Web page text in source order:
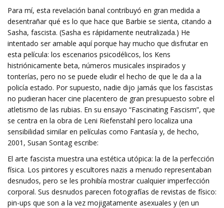
Para mí, esta revelación banal contribuyó en gran medida a
desentrañar qué es lo que hace que Barbie se sienta, citando a
Sasha, fascista. (Sasha es rápidamente neutralizada.) He
intentado ser amable aquí porque hay mucho que disfrutar en
esta película: los escenarios psicodélicos, los Kens
histriónicamente beta, números musicales inspirados y
tonterías, pero no se puede eludir el hecho de que le da a la
policía estado. Por supuesto, nadie dijo jamás que los fascistas
no pudieran hacer cine placentero de gran presupuesto sobre el
atletismo de las rubias. En su ensayo “Fascinating Fascism”, que
se centra en la obra de Leni Riefenstahl pero localiza una
sensibilidad similar en películas como Fantasía y, de hecho,
2001, Susan Sontag escribe:
El arte fascista muestra una estética utópica: la de la perfección
física. Los pintores y escultores nazis a menudo representaban
desnudos, pero se les prohibía mostrar cualquier imperfección
corporal. Sus desnudos parecen fotografías de revistas de físico:
pin-ups que son a la vez mojigatamente asexuales y (en un